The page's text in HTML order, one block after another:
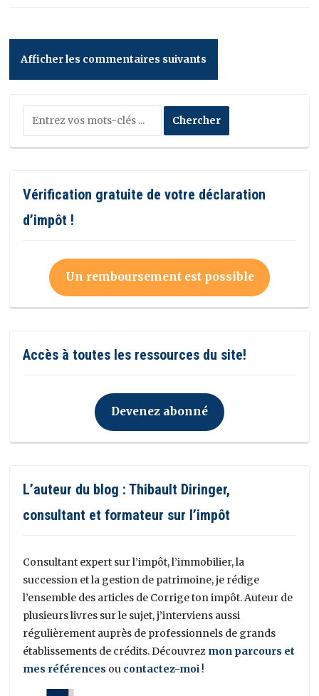
Afficher les commentaires suivants
Vérification gratuite de votre déclaration
d’impôt !
Un remboursement est possible
Accès à toutes les ressources du site!
Devenez abonné
L’auteur du blog : Thibault Diringer,
consultant et formateur sur l’impôt
Consultant expert sur l’impôt, l’immobilier, la
succession et la gestion de patrimoine, je rédige
l’ensemble des articles de Corrige ton impôt. Auteur de
plusieurs livres sur le sujet, j’interviens aussi
régulièrement auprès de professionnels de grands
établissements de crédits. Découvrez mon parcours et
mes références ou contactez-moi !